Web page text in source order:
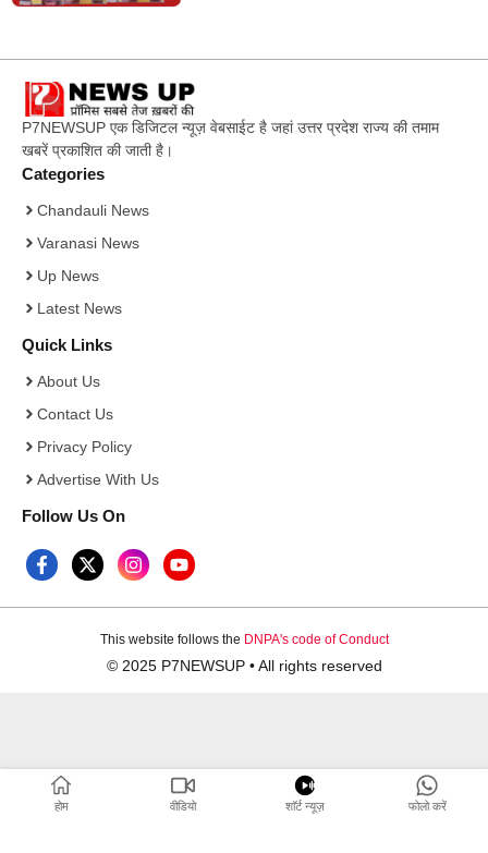
P7NEWSUP एक डिजिटल न्यूज़ वेबसाईट है जहां उत्तर प्रदेश राज्य की तमाम
खबरें प्रकाशित की जाती है।
Categories
Chandauli News
Varanasi News
Up News
Latest News
Quick Links
About Us
Contact Us
Privacy Policy
Advertise With Us
Follow Us On
This website follows the DNPA's code of Conduct
© 2025 P7NEWSUP • All rights reserved
होम वीडियो शाॅर्ट न्यूज़ फोलो करें